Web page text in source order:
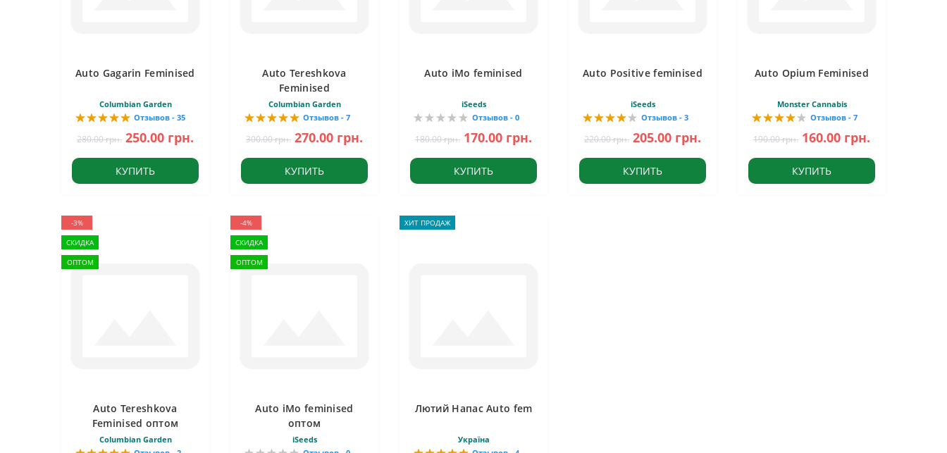
Auto Gagarin Feminised
Columbian Garden
Отзывов - 35
280.00 грн. 250.00 грн.
КУПИТЬ
Auto Tereshkova
Feminised
Columbian Garden
Отзывов - 7
300.00 грн. 270.00 грн.
КУПИТЬ
Auto iMo feminised
iSeeds
Отзывов - 0
180.00 грн. 170.00 грн.
КУПИТЬ
Auto Positive feminised
iSeeds
Отзывов - 3
220.00 грн. 205.00 грн.
КУПИТЬ
Auto Opium Feminised
Monster Cannabis
Отзывов - 7
190.00 грн. 160.00 грн.
КУПИТЬ
-3%
СКИДКА
ОПТОМ
Auto Tereshkova
Feminised оптом
Columbian Garden
-4%
СКИДКА
ОПТОМ
Auto iMo feminised
оптом
iSeeds
ХИТ ПРОДАЖ
Лютий Напас Auto fem
Україна